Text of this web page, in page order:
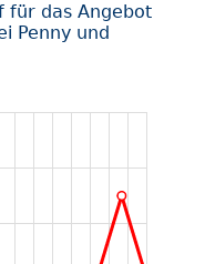
für das Angebot
Penny und